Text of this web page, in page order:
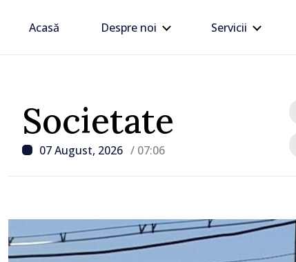
Acasă Despre noi Servicii
Societate
07 August, 2026 / 07:06